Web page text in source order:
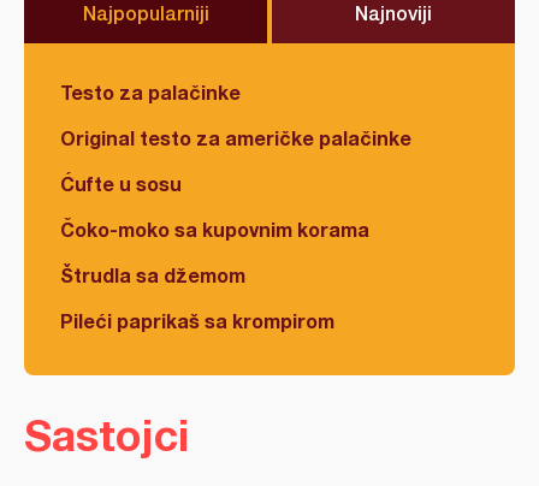
Najpopularniji Najnoviji
Testo za palačinke
Original testo za američke palačinke
Ćufte u sosu
Čoko-moko sa kupovnim korama
Štrudla sa džemom
Pileći paprikaš sa krompirom
Sastojci